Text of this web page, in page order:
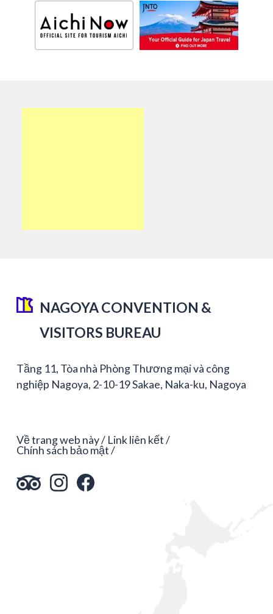
NAGOYA CONVENTION &
VISITORS BUREAU
Tầng 11, Tòa nhà Phòng Thương mại và công
nghiệp Nagoya, 2-10-19 Sakae, Naka-ku, Nagoya
Về trang web này Link liên kết
Chính sách bảo mật